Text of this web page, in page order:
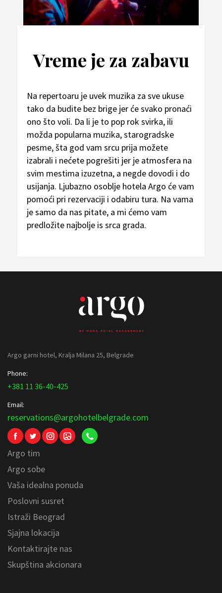
Vreme je za zabavu
Na repertoaru je uvek muzika za sve ukuse
tako da budite bez brige jer će svako pronaći
ono što voli. Da li je to pop rok svirka, ili
možda popularna muzika, starogradske
pesme, šta god vam srcu prija možete
izabrali i nećete pogrešiti jer je atmosfera na
svim mestima izuzetna, a negde dovodi i do
usijanja. Ljubazno osoblje hotela Argo će vam
pomoći pri rezervaciji i odabiru tura. Na vama
je samo da nas pitate, a mi ćemo vam
predložite najbolje is srca grada.
Argo garni hotel, Kralja Milana 25, Belgrade
Phone:
+381 11 36-40-425
Email:
reservations@argohotelbelgrade.com
Argo tim
Argo sobe
Vaša idealna ponuda
Poslovni susret
Istraži Beograd
Sjajna lokacija
Kontaktirajte nas
Skupština akcionara